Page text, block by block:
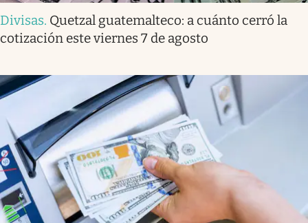
Divisas. Quetzal guatemalteco: a cuánto cerró la
cotización este viernes 7 de agosto